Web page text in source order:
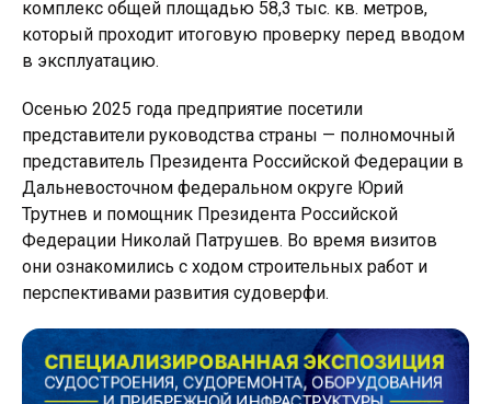
комплекс общей площадью 58,3 тыс. кв. метров,
который проходит итоговую проверку перед вводом
в эксплуатацию.
Осенью 2025 года предприятие посетили
представители руководства страны — полномочный
представитель Президента Российской Федерации в
Дальневосточном федеральном округе Юрий
Трутнев и помощник Президента Российской
Федерации Николай Патрушев. Во время визитов
они ознакомились с ходом строительных работ и
перспективами развития судоверфи.